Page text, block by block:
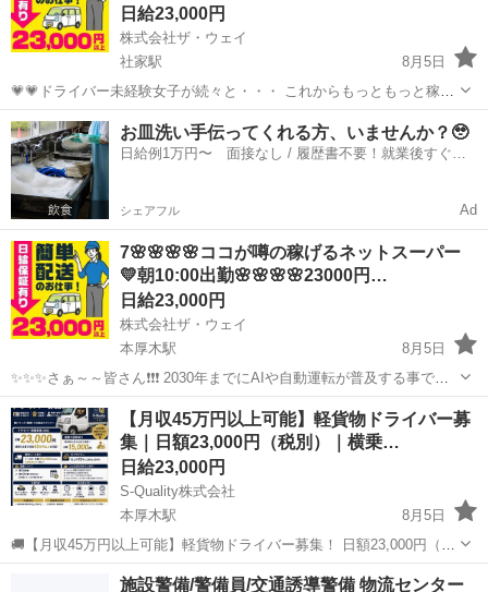
く…
日給23,000円
株式会社ザ・ウェイ
社家駅
8月5日
💗💗ドライバー未経験女子が続々と・・・ これからもっともっと稼げ
る業種の１つ軽貨物ドライバー業❗️ そんなお仕事を完全未経験でも楽々
の仕事内容でドライバースキルを取得❗️ 頑張ったら頑張った分だけ、と
にかく...
神奈川 厚木市 社家駅 ドライバー ネットスーパー
お皿洗い手伝ってくれる方、いませんか？🥹
日給例1万円〜 面接なし / 履歴書不要！就業後すぐに
シェアフル Ad
7🌸🌸🌸🌸ココが噂の稼げるネットスーパー
💛朝10:00出勤🌸🌸🌸🌸23000円…
日給23,000円
株式会社ザ・ウェイ
本厚木駅
8月5日
✨✨✨さぁ～～皆さん❗️❗️❗️ 2030年までにAIや自動運転が普及する事で
27％の仕事が消滅すると言われています❗️ 貴方の仕事は大丈夫❓❓❓ 💡
近い将来レジ打ちの仕事は自動化され品出しもロボット化、 ...
神奈川 厚木市 本厚木駅 配送 ネットスーパー
【月収45万円以上可能】軽貨物ドライバー募
集｜日額23,000円（税別）｜横乗…
日給23,000円
S-Quality株式会社
本厚木駅
8月5日
🚚【月収45万円以上可能】軽貨物ドライバー募集！ 日額23,000円（税
別） ｜横乗り研修あり ｜未経験歓迎 ｜普通免許（AT限定可）OK
「ただ稼ぐ」ではなく、「長く稼ぎ続けられるドライバー」を育てる
厚木市 本厚木駅 配送 貨物
施設警備/警備員/交通誘導警備 物流センター